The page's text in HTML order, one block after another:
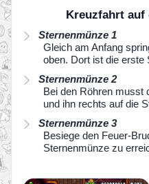
Kreuzfahrt auf
Sternenmünze 1
Gleich am Anfang
oben. Dort ist die erste
Sternenmünze 2
Bei den Röhren musst
und ihn rechts auf die
Sternenmünze 3
Besiege den Feuer-
Sternenmünze zu